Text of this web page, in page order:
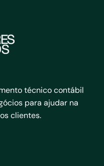
técnico contábil
para ajudar na
clientes.